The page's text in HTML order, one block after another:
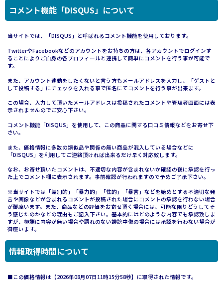
コメント機能「DISQUS」について
当サイトでは、「DISQUS」と呼ばれるコメント機能を使用しております。
TwitterやFacebookなどのアカウントをお持ちの方は、各アカウントでログインす
ることによりご自身の各プロフィールと連携して簡単にコメントを行う事が可能で
す。
また、アカウント連動をしたくないと言う方もメールアドレスを入力し、「ゲストと
して投稿する」にチェックを入れる事で匿名にてコメントを行う事が出来ます。
この場合、入力して頂いたメールアドレスは投稿されたコメントや管理者画面には表
示されませんのでご安心下さい。
コメント機能「DISQUS」を使用して、この商品に関する口コミ情報などをお寄せ下
さい。
また、価格情報に多数の類似品や関係の無い商品が混入している場合などに
「DISQUS」を利用してご連絡頂ければ出来るだけ早く対応致します。
なお、お寄せ頂いたコメントは、不適切な内容が含まれないか確認の後に承認を行っ
た上でコメント欄に表示されます。事前確認が行われますので予めご了承下さい。
※当サイトでは「差別的」「暴力的」「性的」「暴言」などを始めとする不適切な発
言や画像などが含まれるコメントが投稿された場合にコメントの承認を行わない場合
が御座います。また、商品などの評価をお寄せ頂く場合には、可能な限りどうしてそ
う感じたのかなどの理由もご記入下さい。基本的にはどのような内容でも承認致しま
すが、極端に内容が無い場合や謂れのない誹謗中傷の場合には承認を行わない場合が
御座います。
情報取得時間について
■この価格情報は【2026年08月07日11時15分58秒】に取得された情報です。